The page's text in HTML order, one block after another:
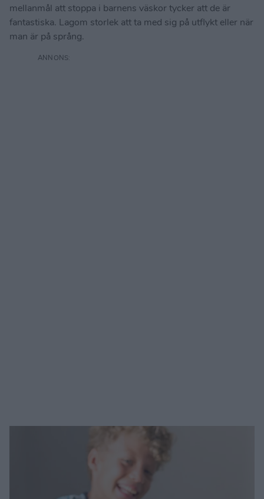
mellanmål att stoppa i barnens väskor tycker att de är
fantastiska. Lagom storlek att ta med sig på utflykt eller när
man är på språng.